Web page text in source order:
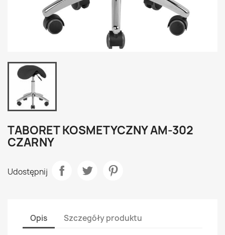
TABORET KOSMETYCZNY AM-302
CZARNY
Udostępnij
Opis Szczegóły produktu